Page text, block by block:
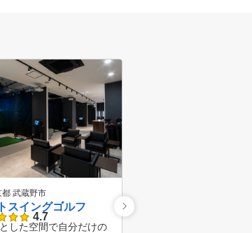
都 武蔵野市
スイングゴルフ
4.7
した空間で自分だけの